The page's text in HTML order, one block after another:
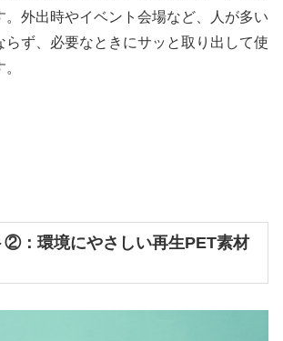
。外出時やイベント会場など、人が多い
らず、必要なときにサッと取り出して使
②：環境にやさしい再生PET素材